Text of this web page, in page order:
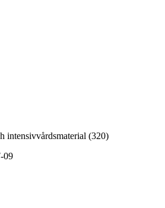
intensivvårdsmaterial (320)
09